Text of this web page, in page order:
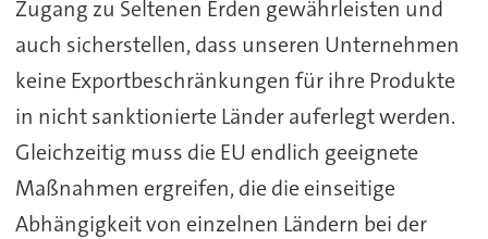
Zugang zu Seltenen Erden gewährleisten und
auch sicherstellen, dass unseren Unternehmen
keine Exportbeschränkungen für ihre Produkte
in nicht sanktionierte Länder auferlegt werden.
Gleichzeitig muss die EU endlich geeignete
Maßnahmen ergreifen, die die einseitige
Abhängigkeit von einzelnen Ländern bei der